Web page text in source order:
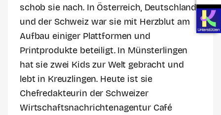
schob sie nach. In Österreich, Deutschland
und der Schweiz war sie mit Herzblut am
Aufbau einiger Plattformen und
Printprodukte beteiligt. In Münsterlingen
hat sie zwei Kids zur Welt gebracht und
lebt in Kreuzlingen. Heute ist sie
Chefredakteurin der Schweizer
Wirtschaftsnachrichtenagentur Café